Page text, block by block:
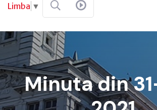
Limba ▼
Minuta din